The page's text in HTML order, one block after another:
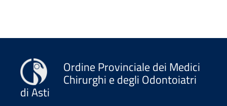
Ordine Provinciale dei Medici
Chirurghi e degli Odontoiatri
di Asti